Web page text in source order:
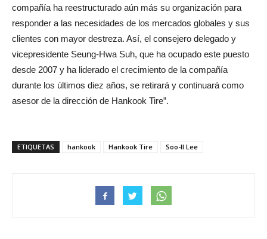
compañía ha reestructurado aún más su organización para
responder a las necesidades de los mercados globales y sus
clientes con mayor destreza. Así, el consejero delegado y
vicepresidente Seung-Hwa Suh, que ha ocupado este puesto
desde 2007 y ha liderado el crecimiento de la compañía
durante los últimos diez años, se retirará y continuará como
asesor de la dirección de Hankook Tire”.
ETIQUETAS hankook Hankook Tire Soo-Il Lee